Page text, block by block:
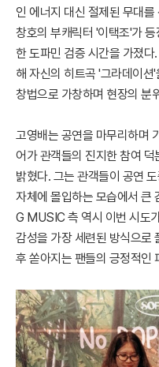
인 에너지 대신 절제된 무대를
창호의 부캐릭터 '이택조'가
한 도파민 검증 시간을 가졌
해 자신의 히트곡 '그라데이
창법으로 가창하며 현장의 분
고영배는 공연을 마무리하며
어가 관객들의 진지한 참여
밝혔다. 그는 관객들이 공연
자체에 몰입하는 모습에서 큰
G MUSIC 측 역시 이번 시도
감성을 가장 세련된 방식으로
후 쏟아지는 팬들의 긍정적인